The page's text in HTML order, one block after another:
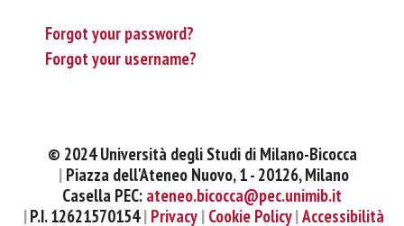
Forgot your password?
Forgot your username?
© 2024 Università degli Studi di Milano-Bicocca
Piazza dell'Ateneo Nuovo, 1 - 20126, Milano
Casella PEC: ateneo.bicocca@pec.unimib.it
P.I. 12621570154 Privacy Cookie Policy Accessibilità